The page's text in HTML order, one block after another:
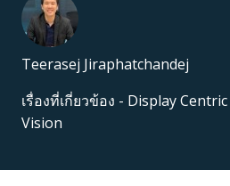
Teerasej Jiraphatchandej
เรื่องที่เกี่ยวข้อง - Display
Vision